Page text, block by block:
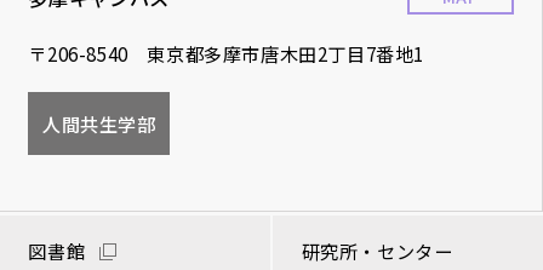
〒206-8540 東京都多摩市唐木田2丁目7番地1
人間共生学部
図書館 研究所・センター